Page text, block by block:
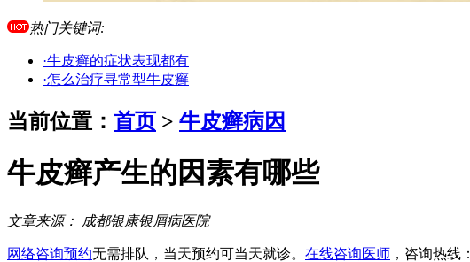
热门关键词:
·牛皮癣的症状表现都有
·怎么治疗寻常型牛皮癣
当前位置： 首页 > 牛皮癣病因
牛皮癣产生的因素有哪些
文章来源： 成都银康银屑病医院
网络咨询预约无需排队，当天预约可当天就诊。 在线咨询医师 ，咨询热线：